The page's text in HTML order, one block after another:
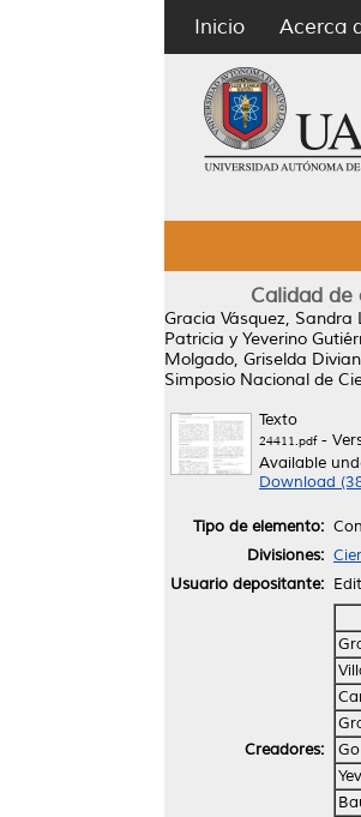
Inicio Acerca
Calidad
Gracia Vásquez, Sandra
Patricia y Yeverino
Molgado, Griselda
Simposio Nacional de
Texto
24411.pdf-
Available
Download
Tipo de elemento:
Divisiones:
Usuario depositante:
Creadores: